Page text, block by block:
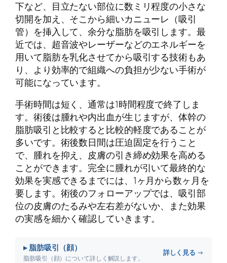
下など、目立たない部位に数ミリ程度の小さな
切開を加え、そこから細いカニューレ（吸引
管）を挿入して、余分な脂肪を吸引します。最
近では、超音波やレーザーなどのエネルギーを
用いて脂肪を乳化させてから吸引する技術もあ
り、より効率的で組織への負担が少ない手術が
可能になっています。
手術時間は短く、通常は1時間程度で終了しま
す。術後は腫れや内出血が生じますが、体幹の
脂肪吸引と比較すると比較的軽度であることが
多いです。術後数日間は圧迫固定を行うこと
で、腫れを抑え、皮膚の引き締め効果を高める
ことができます。完全に腫れが引いて最終的な
効果を実感できるまでには、1ヶ月から数ヶ月を
要します。術後のフォローアップでは、吸引部
位の皮膚のたるみや左右差がないか、また効果
の実感を細かく確認していきます。
▸ 脂肪吸引（顔）
脂肪吸引（顔）について詳しく解説します。
詳しく見る →